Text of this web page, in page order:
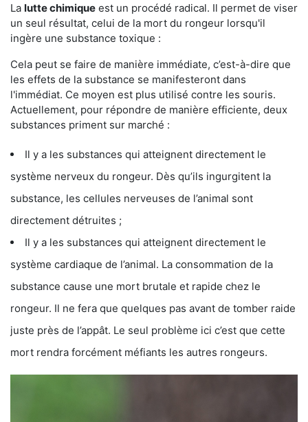
La lutte chimique est un procédé radical. Il permet de viser
un seul résultat, celui de la mort du rongeur lorsqu'il
ingère une substance toxique :
Cela peut se faire de manière immédiate, c’est-à-dire que
les effets de la substance se manifesteront dans
l'immédiat. Ce moyen est plus utilisé contre les souris.
Actuellement, pour répondre de manière efficiente, deux
substances priment sur marché :
Il y a les substances qui atteignent directement le
système nerveux du rongeur. Dès qu’ils ingurgitent la
substance, les cellules nerveuses de l’animal sont
directement détruites ;
Il y a les substances qui atteignent directement le
système cardiaque de l’animal. La consommation de la
substance cause une mort brutale et rapide chez le
rongeur. Il ne fera que quelques pas avant de tomber raide
juste près de l’appât. Le seul problème ici c’est que cette
mort rendra forcément méfiants les autres rongeurs.